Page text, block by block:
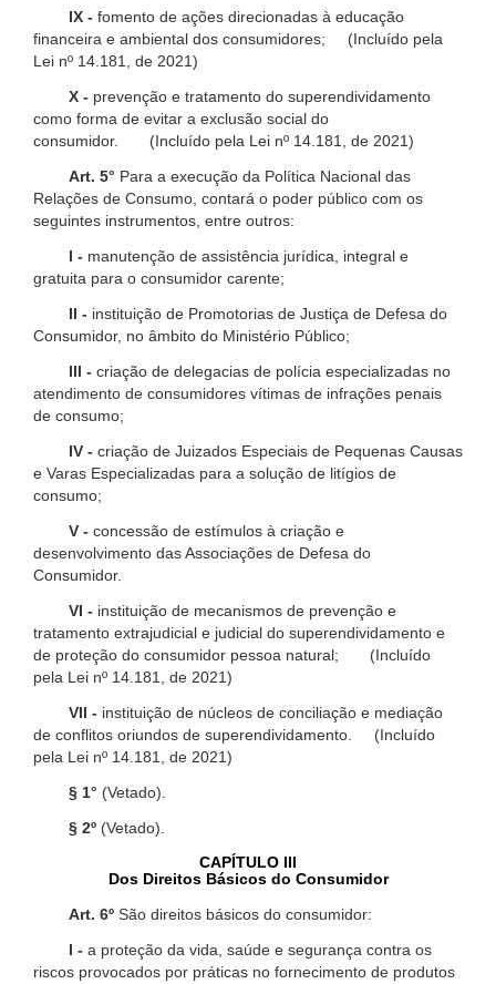
IX - fomento de ações direcionadas à educação
financeira e ambiental dos consumidores; (Incluído pela
Lei nº 14.181, de 2021)
X - prevenção e tratamento do superendividamento
como forma de evitar a exclusão social do
consumidor. (Incluído pela Lei nº 14.181, de 2021)
Art. 5° Para a execução da Política Nacional das
Relações de Consumo, contará o poder público com os
seguintes instrumentos, entre outros:
I - manutenção de assistência jurídica, integral e
gratuita para o consumidor carente;
II - instituição de Promotorias de Justiça de Defesa do
Consumidor, no âmbito do Ministério Público;
III - criação de delegacias de polícia especializadas no
atendimento de consumidores vítimas de infrações penais
de consumo;
IV - criação de Juizados Especiais de Pequenas Causas
e Varas Especializadas para a solução de litígios de
consumo;
V - concessão de estímulos à criação e
desenvolvimento das Associações de Defesa do
Consumidor.
VI - instituição de mecanismos de prevenção e
tratamento extrajudicial e judicial do superendividamento e
de proteção do consumidor pessoa natural; (Incluído
pela Lei nº 14.181, de 2021)
VII - instituição de núcleos de conciliação e mediação
de conflitos oriundos de superendividamento. (Incluído
pela Lei nº 14.181, de 2021)
§ 1° (Vetado).
§ 2º (Vetado).
CAPÍTULO III
Dos Direitos Básicos do Consumidor
Art. 6º São direitos básicos do consumidor:
I - a proteção da vida, saúde e segurança contra os
riscos provocados por práticas no fornecimento de produtos